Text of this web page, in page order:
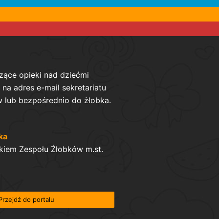
opieki nad dziećmi
adres e-mail sekretariatu
lub bezpośrednio do żłobka.
Zespołu Żłobków m.st.
do portalu